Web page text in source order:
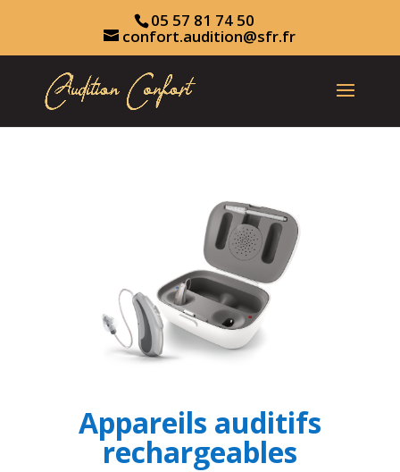
05 57 81 74 50
confort.audition@sfr.fr
Appareils auditifs
rechargeables